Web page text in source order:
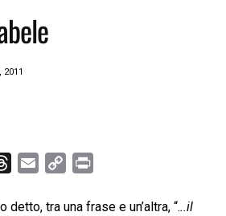
2011
r
a
p
i
detto, tra una frase e un’altra, “...il